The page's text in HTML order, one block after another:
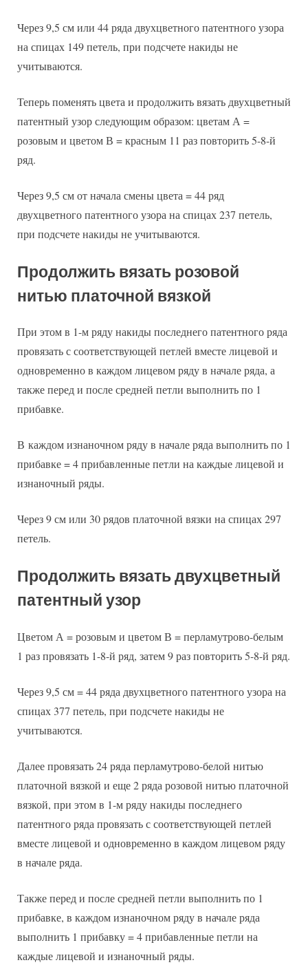
Через 9,5 см или 44 ряда двухцветного патентного узора
на спицах 149 петель, при подсчете накиды не
учитываются.
Теперь поменять цвета и продолжить вязать двухцветный
патентный узор следующим образом: цветам А =
розовым и цветом В = красным 11 раз повторить 5-8-й
ряд.
Через 9,5 см от начала смены цвета = 44 ряд
двухцветного патентного узора на спицах 237 петель,
при подсчете накиды не учитываются.
Продолжить вязать розовой
нитью платочной вязкой
При этом в 1-м ряду накиды последнего патентного ряда
провязать с соответствующей петлей вместе лицевой и
одновременно в каждом лицевом ряду в начале ряда, а
также перед и после средней петли выполнить по 1
прибавке.
В каждом изнаночном ряду в начале ряда выполнить по 1
прибавке = 4 прибавленные петли на каждые лицевой и
изнаночный ряды.
Через 9 см или 30 рядов платочной вязки на спицах 297
петель.
Продолжить вязать двухцветный
патентный узор
Цветом А = розовым и цветом В = перламутрово-белым
1 раз провязать 1-8-й ряд, затем 9 раз повторить 5-8-й ряд.
Через 9,5 см = 44 ряда двухцветного патентного узора на
спицах 377 петель, при подсчете накиды не
учитываются.
Далее провязать 24 ряда перламутрово-белой нитью
платочной вязкой и еще 2 ряда розовой нитью платочной
вязкой, при этом в 1-м ряду накиды последнего
патентного ряда провязать с соответствующей петлей
вместе лицевой и одновременно в каждом лицевом ряду
в начале ряда.
Также перед и после средней петли выполнить по 1
прибавке, в каждом изнаночном ряду в начале ряда
выполнить 1 прибавку = 4 прибавленные петли на
каждые лицевой и изнаночный ряды.